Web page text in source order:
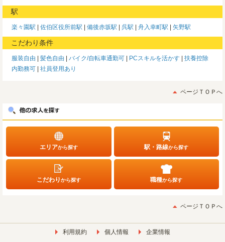
駅
楽々園駅 佐伯区役所前駅 備後赤坂駅 呉駅 舟入幸町駅 矢野駅
こだわり条件
服装自由 髪色自由 バイク/自転車通勤可 PCスキルを活かす
扶養控除
内勤務可
社員登用あり
ページＴＯＰへ
エリアから探す 駅・路線から探す
こだわりから探す 職種から探す
ページＴＯＰへ
利用規約 個人情報 企業情報